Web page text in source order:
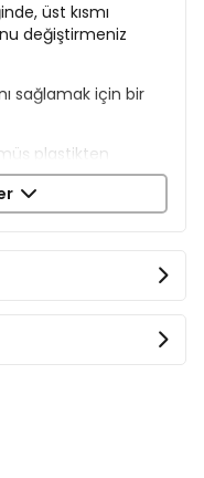
üst kısmı
değiştirmeniz
sağlamak için bir
plastikten
kolay giriş ve çıkış
mevuttur.